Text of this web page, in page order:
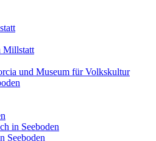
Millstatt
und Museum für Volkskultur
in Seeboden
Seeboden